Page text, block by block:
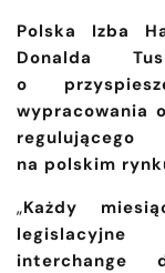
Polska Izba
Donalda
o
wypracowania
na polskim
„Każdy
legislacyjne
interchange